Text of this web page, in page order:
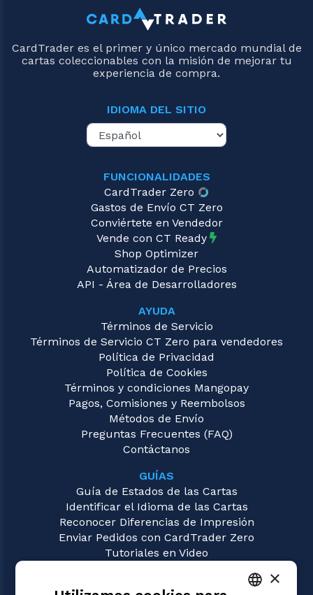
CardTrader es el primer y único mercado mundial de
cartas coleccionables con la misión de mejorar tu
experiencia de compra.
IDIOMA DEL SITIO
FUNCIONALIDADES
CardTrader Zero
Gastos de Envío CT Zero
Conviértete en Vendedor
Vende con CT Ready
Shop Optimizer
Automatizador de Precios
API - Área de Desarrolladores
AYUDA
Términos de Servicio
Términos de Servicio CT Zero para vendedores
Política de Privacidad
Política de Cookies
Términos y condiciones Mangopay
Pagos, Comisiones y Reembolsos
Métodos de Envío
Preguntas Frecuentes (FAQ)
Contáctanos
GUÍAS
Guía de Estados de las Cartas
Identificar el Idioma de las Cartas
Reconocer Diferencias de Impresión
Enviar Pedidos con CardTrader Zero
Tutoriales en Video
×